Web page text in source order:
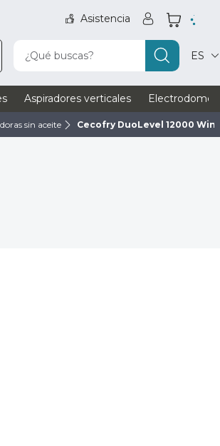
Asistencia
¿Qué buscas? ES
Aspiradores verticales
sin aceite Cecofry DuoLevel 12000